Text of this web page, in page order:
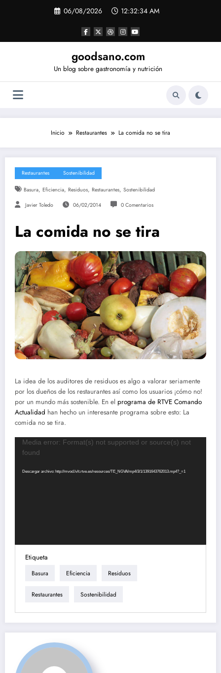
06/08/2026 12:32:35 AM
goodsano.com
Un blog sobre gastronomía y nutrición
Inicio Restaurantes La comida no se tira
Restaurantes Sostenibilidad
Basura, Eficiencia, Residuos, Restaurantes, Sostenibilidad
Javier Toledo 06/02/2014 0 Comentarios
La comida no se tira
La idea de los auditores de residuos es algo a valorar seriamente
por los dueños de los restaurantes así como los usuarios ¡cómo no!
por un mundo más sostenible. En el programa de RTVE Comando
Actualidad han hecho un interesante programa sobre esto: La
comida no se tira.
Reproductor
Media error: Format(s) not supported or source(s) not
found
Descargar archivo: http://mvod.lvlt.rtve.es/resources/TE_NGVA/mp4/3/1/1391643762013.mp4?_=1
Etiqueta
Basura Eficiencia Residuos
Restaurantes Sostenibilidad